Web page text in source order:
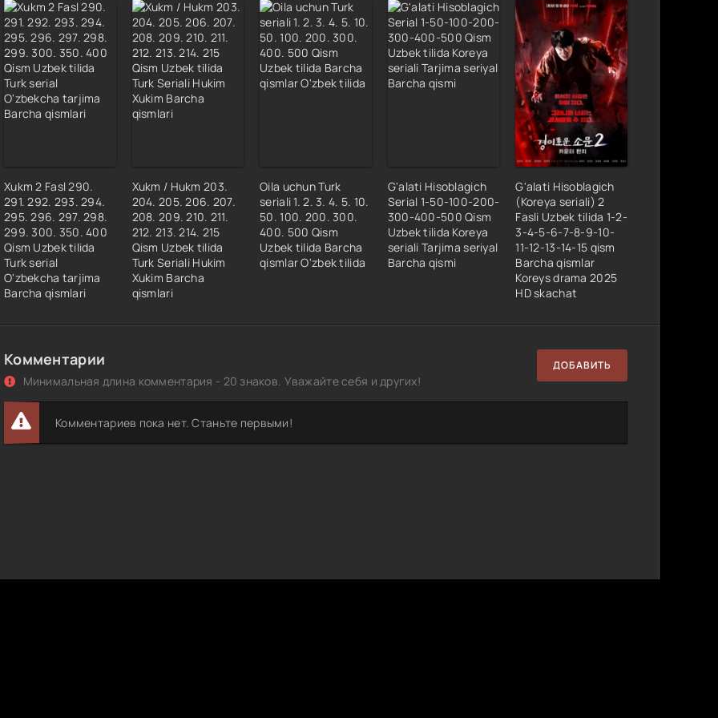
Fasl 7 qism
Fasl 8 qism
Fasl 9 qism
Fasl 10 qism
Fasl 11 qism
Fasl 12 qism
Xukm 2 Fasl 290.
291. 292. 293. 294.
295. 296. 297. 298.
299. 300. 350. 400
Qism Uzbek tilida
Turk serial
O'zbekcha tarjima
Barcha qismlari
Xukm / Hukm 203.
204. 205. 206. 207.
208. 209. 210. 211.
212. 213. 214. 215
Qism Uzbek tilida
Turk Seriali Hukim
Xukim Barcha
qismlari
Oila uchun Turk
seriali 1. 2. 3. 4. 5. 10.
50. 100. 200. 300.
400. 500 Qism
Uzbek tilida Barcha
qismlar O'zbek tilida
G'alati Hisoblagich
Serial 1-50-100-200-
300-400-500 Qism
Uzbek tilida Koreya
seriali Tarjima seriyal
Barcha qismi
G'alati Hisoblagich
(Koreya seriali) 2
Fasli Uzbek tilida 1-2-
3-4-5-6-7-8-9-10-
11-12-13-14-15 qism
Barcha qismlar
Koreys drama 2025
HD skachat
Комментарии
Минимальная длина комментария - 20 знаков. Уважайте себя и других!
ДОБАВИТЬ
Комментариев пока нет. Станьте первыми!